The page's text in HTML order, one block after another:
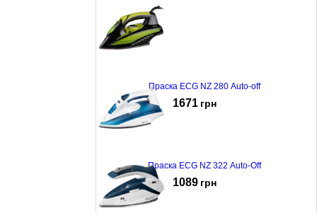
Праска ECG NZ 280 Auto-off
1671 грн
Праска ECG NZ 322 Auto-Off
1089 грн